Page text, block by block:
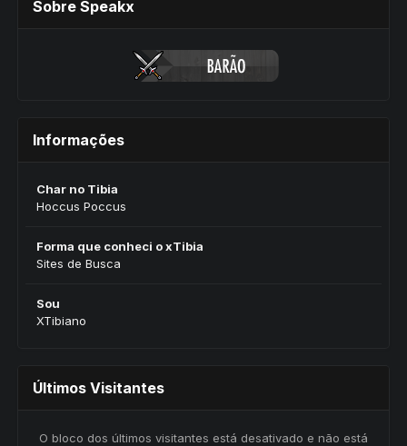
Sobre Speakx
Informações
Char no Tibia
Hoccus Poccus
Forma que conheci o xTibia
Sites de Busca
Sou
XTibiano
Últimos Visitantes
O bloco dos últimos visitantes está desativado e não está